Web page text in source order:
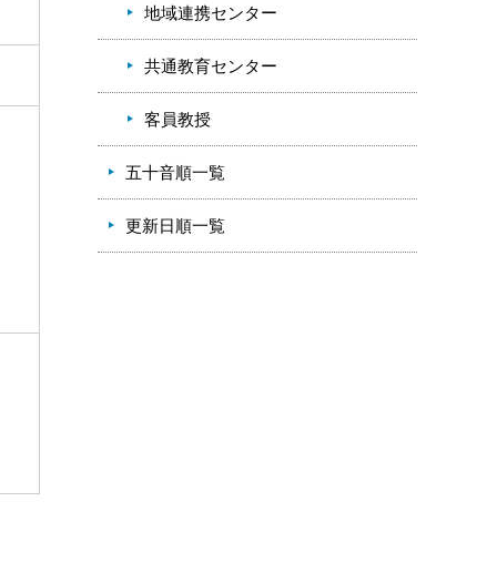
地域連携センター
共通教育センター
客員教授
五十音順一覧
更新日順一覧